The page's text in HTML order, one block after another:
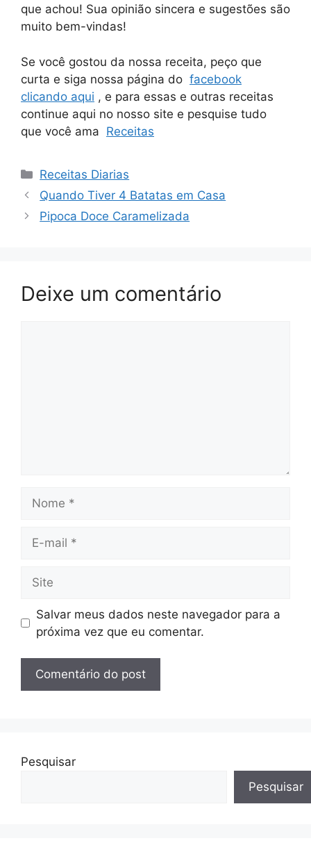
que achou! Sua opinião sincera e sugestões são
muito bem-vindas!
Se você gostou da nossa receita, peço que
curta e siga nossa página do facebook
clicando aqui , e para essas e outras receitas
continue aqui no nosso site e pesquise tudo
que você ama Receitas
Categorias
Receitas Diarias
Quando Tiver 4 Batatas em Casa
Pipoca Doce Caramelizada
Deixe um comentário
mail
Salvar meus dados neste navegador para a
próxima vez que eu comentar.
Pesquisar
Pesquisar